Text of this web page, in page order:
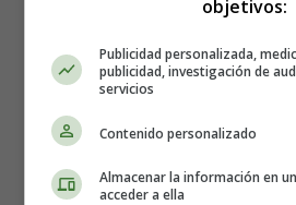
Santa Claus,
objetivos:
Publicidad personalizada,
publicidad, investigación de
servicios
Contenido personalizado
Almacenar la información en
acceder a ella